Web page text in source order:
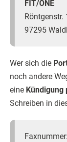
FIT/ONE
Röntgenstr.
97295
Wer sich die
noch andere
eine Kündigung
Schreiben in